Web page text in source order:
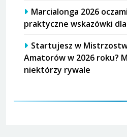
Marcialonga 2026
praktyczne wskazówki
Startujesz w
Amatorów w 2026 roku?
niektórzy rywale